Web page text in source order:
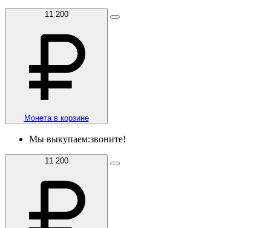
11 200
Монета в корзине
Мы выкупаем:звоните!
11 200